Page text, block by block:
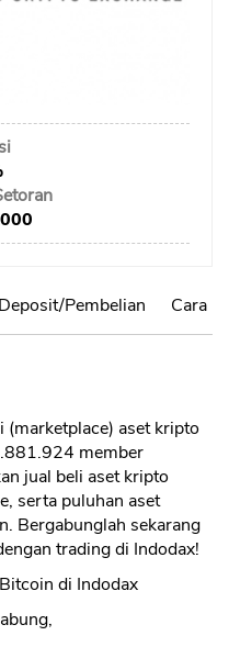
Pembelian Cara
(marketplace) aset kripto
member
jual beli aset kripto
serta puluhan aset
Bergabunglah sekarang
trading di Indodax!
di Indodax